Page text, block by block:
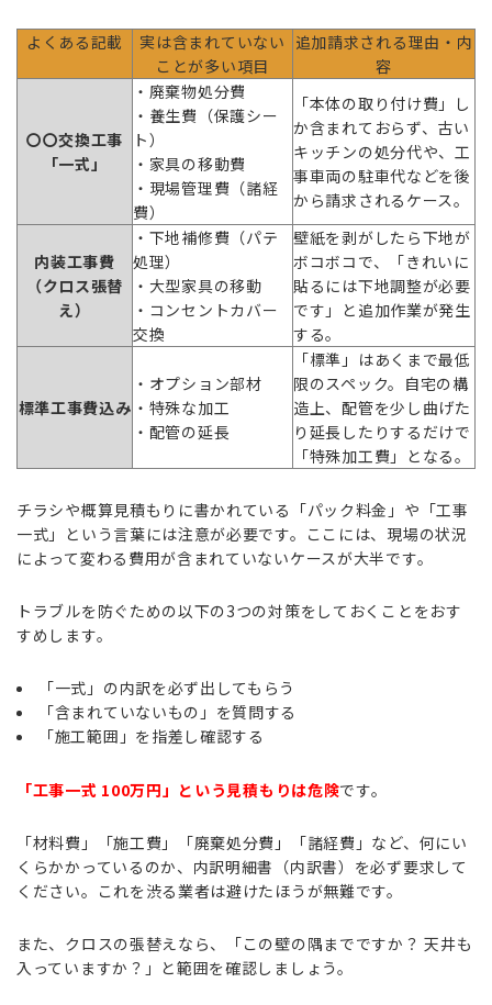
よくある記載
実は含まれていない
ことが多い項目
追加請求される理由・内
容
〇〇交換工事
「一式」
・廃棄物処分費
・養生費（保護シー
ト）
・家具の移動費
・現場管理費（諸経
費）
「本体の取り付け費」し
か含まれておらず、古い
キッチンの処分代や、工
事車両の駐車代などを後
から請求されるケース。
内装工事費
（クロス張替
え）
・下地補修費（パテ
処理）
・大型家具の移動
・コンセントカバー
交換
壁紙を剥がしたら下地が
ボコボコで、「きれいに
貼るには下地調整が必要
です」と追加作業が発生
する。
標準工事費込み
・オプション部材
・特殊な加工
・配管の延長
「標準」はあくまで最低
限のスペック。自宅の構
造上、配管を少し曲げた
り延長したりするだけで
「特殊加工費」となる。
チラシや概算見積もりに書かれている「パック料金」や「工事
一式」という言葉には注意が必要です。ここには、現場の状況
によって変わる費用が含まれていないケースが大半です。
トラブルを防ぐための以下の3つの対策をしておくことをおす
すめします。
「一式」の内訳を必ず出してもらう
「含まれていないもの」を質問する
「施工範囲」を指差し確認する
「工事一式 100万円」という見積もりは危険です。
「材料費」「施工費」「廃棄処分費」「諸経費」など、何にい
くらかかっているのか、内訳明細書（内訳書）を必ず要求して
ください。これを渋る業者は避けたほうが無難です。
また、クロスの張替えなら、「この壁の隅までですか？ 天井も
入っていますか？」と範囲を確認しましょう。